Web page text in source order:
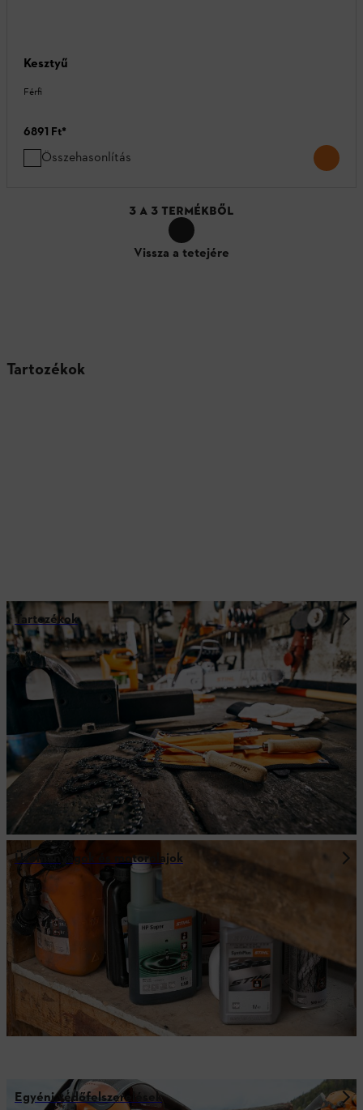
Kesztyű
Férfi
6891 Ft*
Összehasonlítás
3 A 3 TERMÉKBŐL
Vissza a tetejére
Tartozékok
Tartozékok
Üzemanyagok és motorolajok
Egyéni védőfelszerelések